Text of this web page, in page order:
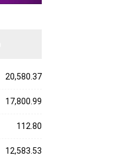
20,580.37
17,800.99
112.80
12,583.53